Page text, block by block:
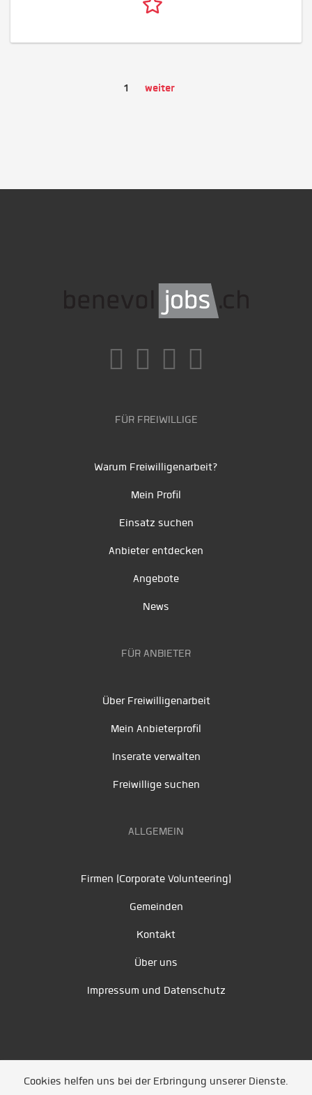
1 weiter
FÜR FREIWILLIGE
Warum Freiwilligenarbeit?
Mein Profil
Einsatz suchen
Anbieter entdecken
Angebote
News
FÜR ANBIETER
Über Freiwilligenarbeit
Mein Anbieterprofil
Inserate verwalten
Freiwillige suchen
ALLGEMEIN
Firmen (Corporate Volunteering)
Gemeinden
Kontakt
Über uns
Impressum und Datenschutz
Cookies helfen uns bei der Erbringung unserer Dienste.